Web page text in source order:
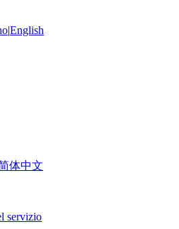
|English
体中文
servizio